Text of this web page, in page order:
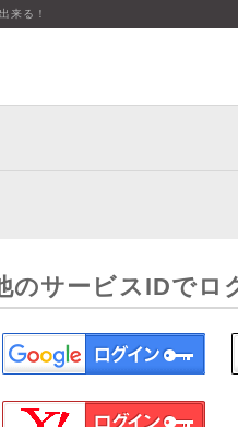
来る！
のサービスIDでロ